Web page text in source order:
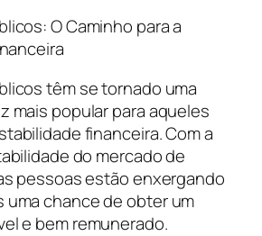
O Caminho para a
têm se tornado uma
mais popular para aqueles
financeira. Com a
do mercado de
pessoas estão enxergando
chance de obter um
e bem remunerado.